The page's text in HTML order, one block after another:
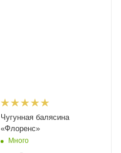
Чугунная балясина
«Флоренс»
Много